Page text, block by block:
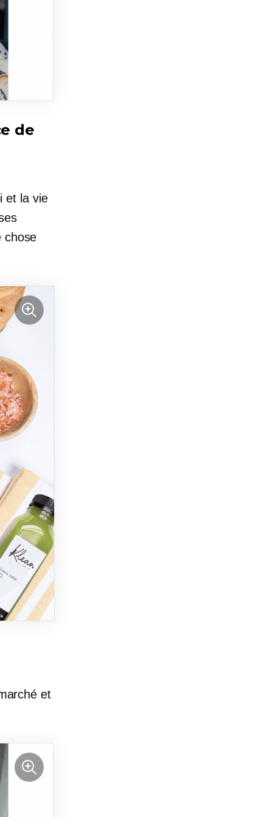
de
et la vie
chose
et